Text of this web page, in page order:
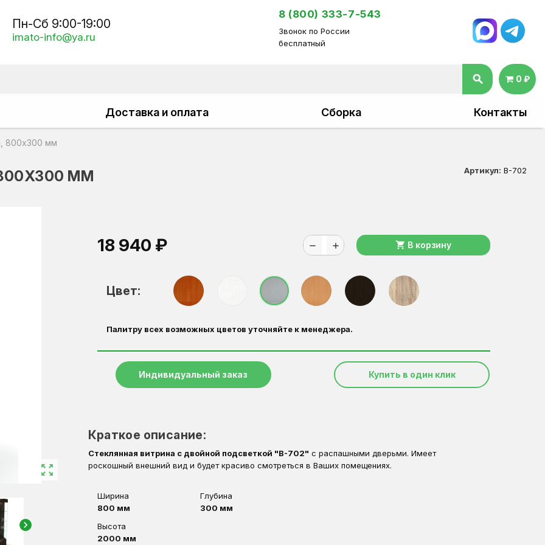
Пн-Сб 9:00-19:00
imato-info@ya.ru
8 (800) 333-7-543
Звонок по России
бесплатный
search 0 ₽
Доставка и оплата Сборка Контакты
800x300 мм
ММ Артикул: В-702
zoom_out_map
chevron_right
18 940 ₽ remove add shopping_cart В корзину
Цвет:
Палитру всех возможных цветов уточняйте к менеджера.
Индивидуальный заказ Купить в один клик
Краткое описание:
Стеклянная витрина с двойной подсветкой "В-702" с распашными дверьми. Имеет
роскошный внешний вид и будет красиво смотреться в Ваших помещениях.
Ширина
800 мм
Глубина
300 мм
Высота
2000 мм